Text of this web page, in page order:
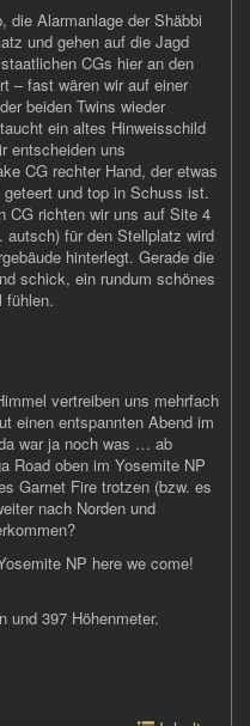
die Alarmanlage der Shäbbi
und gehen auf die Jagd
CGs hier an den
– fast wären wir auf einer
beiden Twins wieder
ein altes Hinweisschild
entscheiden uns
CG rechter Hand, der etwas
und top in Schuss ist.
CG richten wir uns auf Site 4
für den Stellplatz wird
hinterlegt. Gerade die
schick, ein rundum schönes
fühlen.
vertreiben uns mehrfach
einen entspannten Abend im
war ja noch was … ab
Road oben im Yosemite NP
Garnet Fire trotzen (bzw. es
nach Norden und
NP here we come!
und 397 Höhenmeter.